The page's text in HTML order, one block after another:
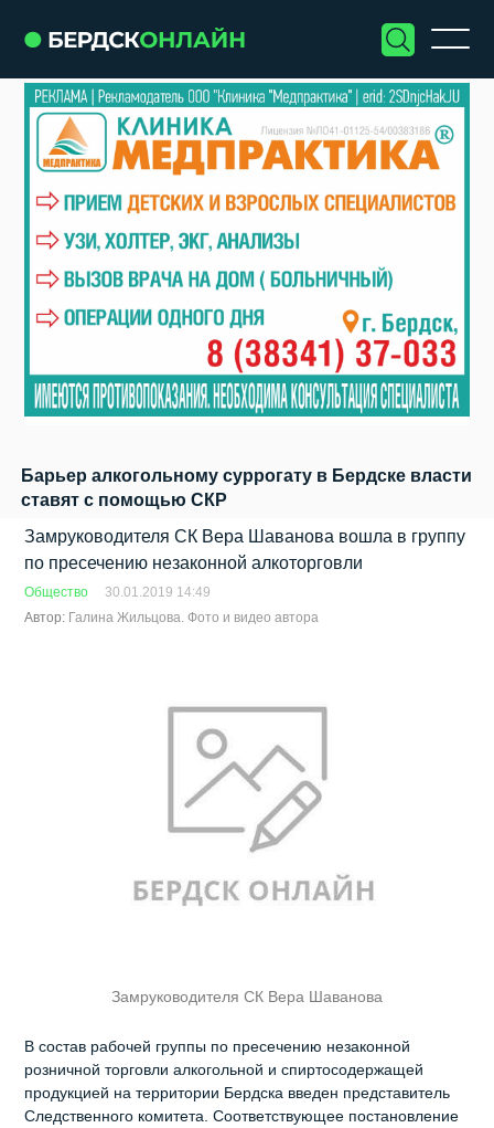
Барьер алкогольному суррогату в Бердске власти
ставят с помощью СКР
Замруководителя СК Вера Шаванова вошла в группу
по пресечению незаконной алкоторговли
Общество
30.01.2019 14:49
Автор: Галина Жильцова. Фото и видео автора
Замруководителя СК Вера Шаванова
В состав рабочей группы по пресечению незаконной
розничной торговли алкогольной и спиртосодержащей
продукцией на территории Бердска введен представитель
Следственного комитета. Соответствующее постановление